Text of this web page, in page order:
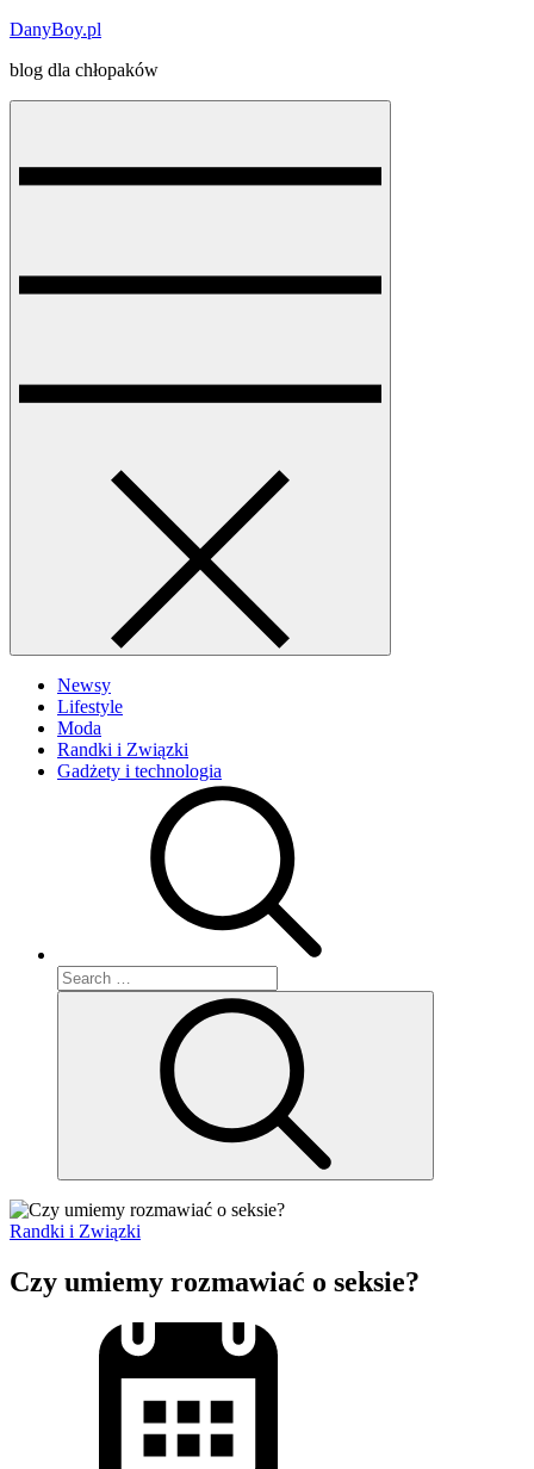
Skip
content
DanyBoy.pl
blog dla chłopaków
Newsy
Lifestyle
Moda
Randki i Związki
Gadżety i technologia
Search
for:
Randki i Związki
Czy umiemy rozmawiać o seksie?